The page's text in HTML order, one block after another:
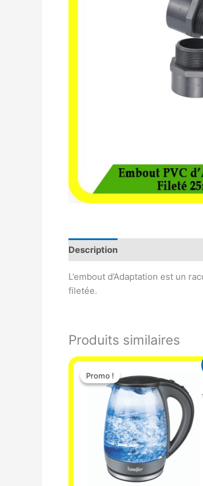
Description
L’embout d’Adaptation est un
filetée.
Produits similaires
Promo !
Promo !
Le
initial
était :
16.900 CFA.
Le
actuel
est :
12.500